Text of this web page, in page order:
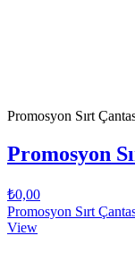
Promosyon Sırt
Promosyon
₺0,00
Promosyon Sırt
View